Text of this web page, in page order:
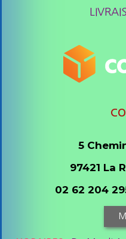
5
97421 La
02 62 204